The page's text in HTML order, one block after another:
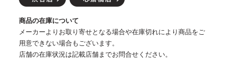
商品の在庫について
メーカーよりお取り寄せとなる場合や在庫切れにより商品をご
用意できない場合もございます。
店舗の在庫状況は記載店舗までお問合せください。